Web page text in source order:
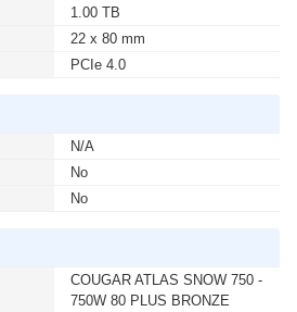
1.00 TB
22 x 80 mm
PCIe 4.0
N/A
No
No
COUGAR ATLAS SNOW 750 -
750W 80 PLUS BRONZE